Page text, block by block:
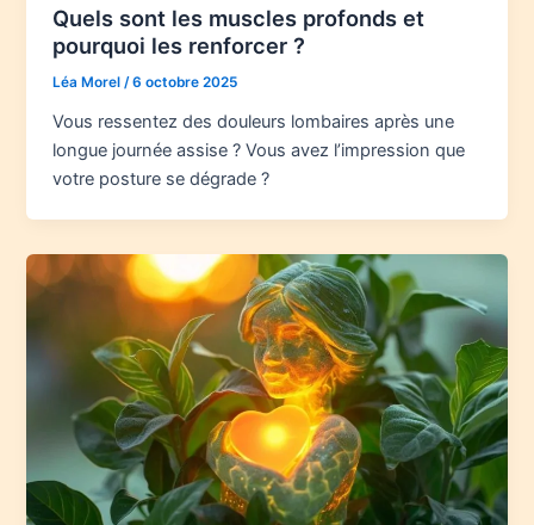
Quels sont les muscles profonds et
pourquoi les renforcer ?
Léa Morel/6 octobre 2025
Vous ressentez des douleurs lombaires après une
longue journée assise ? Vous avez l’impression que
votre posture se dégrade ?